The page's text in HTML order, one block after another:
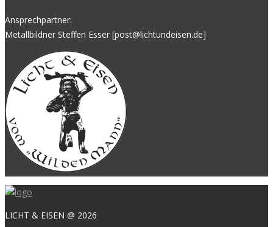
Ansprechpartner:
Metallbildner Steffen Esser [post@lichtundeisen.de]
LICHT & EISEN @ 2026